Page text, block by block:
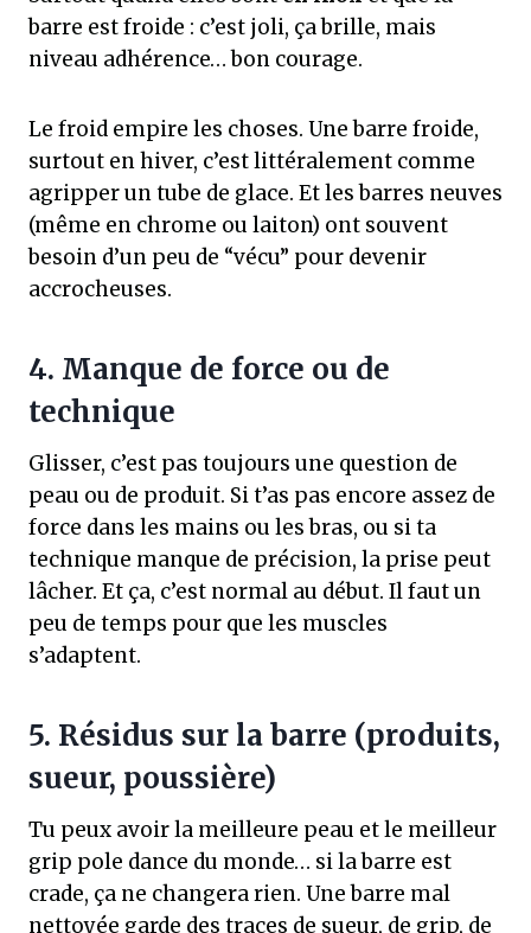
barre est froide : c’est joli, ça brille, mais
niveau adhérence… bon courage.
Le froid empire les choses. Une barre froide,
surtout en hiver, c’est littéralement comme
agripper un tube de glace. Et les barres neuves
(même en chrome ou laiton) ont souvent
besoin d’un peu de “vécu” pour devenir
accrocheuses.
4. Manque de force ou de
technique
Glisser, c’est pas toujours une question de
peau ou de produit. Si t’as pas encore assez de
force dans les mains ou les bras, ou si ta
technique manque de précision, la prise peut
lâcher. Et ça, c’est normal au début. Il faut un
peu de temps pour que les muscles
s’adaptent.
5. Résidus sur la barre (produits,
sueur, poussière)
Tu peux avoir la meilleure peau et le meilleur
grip pole dance du monde… si la barre est
crade, ça ne changera rien. Une barre mal
nettoyée garde des traces de sueur, de grip, de